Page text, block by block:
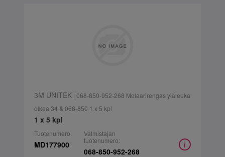
3M UNITEK| 068-850-952-268 Molaarirengas yläleuka
oikea 34 & 068-850 1 x 5 kpl
1 x 5 kpl
Tuotenumero:
MD177900
Valmistajan
tuotenumero:
068-850-952-268